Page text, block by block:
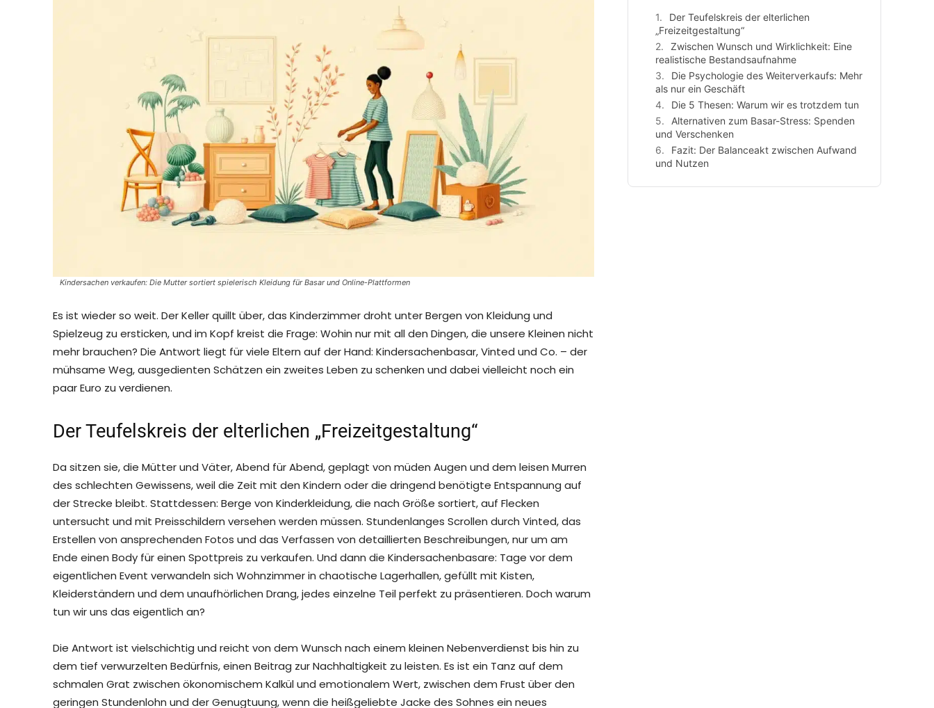
Kindersachen verkaufen: Die Mutter sortiert spielerisch Kleidung für Basar und Online-Plattformen
Es ist wieder so weit. Der Keller quillt über, das Kinderzimmer droht unter Bergen von Kleidung und
Spielzeug zu ersticken, und im Kopf kreist die Frage: Wohin nur mit all den Dingen, die unsere Kleinen nicht
mehr brauchen? Die Antwort liegt für viele Eltern auf der Hand: Kindersachenbasar, Vinted und Co. – der
mühsame Weg, ausgedienten Schätzen ein zweites Leben zu schenken und dabei vielleicht noch ein
paar Euro zu verdienen.
Der Teufelskreis der elterlichen „Freizeitgestaltung“
Da sitzen sie, die Mütter und Väter, Abend für Abend, geplagt von müden Augen und dem leisen Murren
des schlechten Gewissens, weil die Zeit mit den Kindern oder die dringend benötigte Entspannung auf
der Strecke bleibt. Stattdessen: Berge von Kinderkleidung, die nach Größe sortiert, auf Flecken
untersucht und mit Preisschildern versehen werden müssen. Stundenlanges Scrollen durch Vinted, das
Erstellen von ansprechenden Fotos und das Verfassen von detaillierten Beschreibungen, nur um am
Ende einen Body für einen Spottpreis zu verkaufen. Und dann die Kindersachenbasare: Tage vor dem
eigentlichen Event verwandeln sich Wohnzimmer in chaotische Lagerhallen, gefüllt mit Kisten,
Kleiderständern und dem unaufhörlichen Drang, jedes einzelne Teil perfekt zu präsentieren. Doch warum
tun wir uns das eigentlich an?
Die Antwort ist vielschichtig und reicht von dem Wunsch nach einem kleinen Nebenverdienst bis hin zu
dem tief verwurzelten Bedürfnis, einen Beitrag zur Nachhaltigkeit zu leisten. Es ist ein Tanz auf dem
schmalen Grat zwischen ökonomischem Kalkül und emotionalem Wert, zwischen dem Frust über den
geringen Stundenlohn und der Genugtuung, wenn die heißgeliebte Jacke des Sohnes ein neues
Der Teufelskreis der elterlichen
„Freizeitgestaltung“
Zwischen Wunsch und Wirklichkeit: Eine
realistische Bestandsaufnahme
Die Psychologie des Weiterverkaufs: Mehr
als nur ein Geschäft
Die 5 Thesen: Warum wir es trotzdem tun
Alternativen zum Basar-Stress: Spenden
und Verschenken
Fazit: Der Balanceakt zwischen Aufwand
und Nutzen